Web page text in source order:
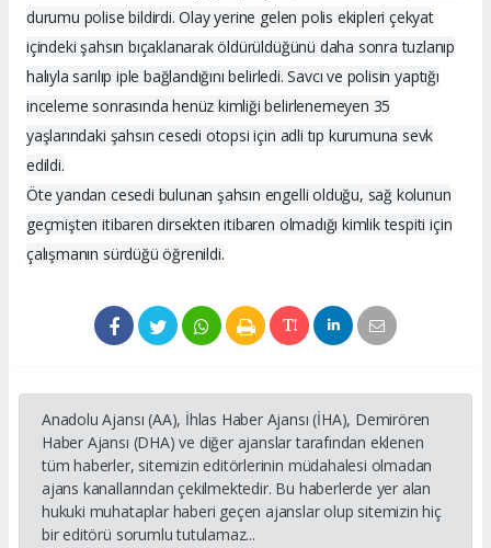
durumu polise bildirdi. Olay yerine gelen polis ekipleri çekyat
içindeki şahsın bıçaklanarak öldürüldüğünü daha sonra tuzlanıp
halıyla sarılıp iple bağlandığını belirledi. Savcı ve polisin yaptığı
inceleme sonrasında henüz kimliği belirlenemeyen 35
yaşlarındaki şahsın cesedi otopsi için adli tıp kurumuna sevk
edildi.
Öte yandan cesedi bulunan şahsın engelli olduğu, sağ kolunun
geçmişten itibaren dirsekten itibaren olmadığı kimlik tespiti için
çalışmanın sürdüğü öğrenildi.
Anadolu Ajansı (AA), İhlas Haber Ajansı (İHA), Demirören
Haber Ajansı (DHA) ve diğer ajanslar tarafından eklenen
tüm haberler, sitemizin editörlerinin müdahalesi olmadan
ajans kanallarından çekilmektedir. Bu haberlerde yer alan
hukuki muhataplar haberi geçen ajanslar olup sitemizin hiç
bir editörü sorumlu tutulamaz...